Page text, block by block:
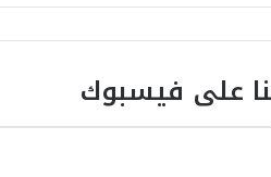
على فيسبوك